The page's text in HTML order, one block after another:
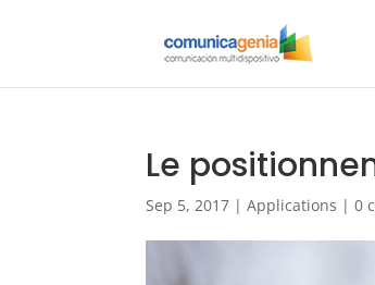
Le
Sep 5, 2017 |Applications |0